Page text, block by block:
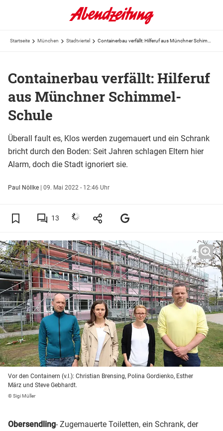
Startseite München Stadtviertel
Containerbau verfällt: Hilferuf
aus Münchner Schimmel-
Schule
Überall fault es, Klos werden zugemauert und ein Schrank
bricht durch den Boden: Seit Jahren schlagen Eltern hier
Alarm, doch die Stadt ignoriert sie.
Paul Nöllke | 09. Mai 2022 - 12:46 Uhr
13
Vor den Containern (v.l.): Christian Brensing, Polina Gordienko, Esther
März und Steve Gebhardt.
© Sigi Müller
Obersendling- Zugemauerte Toiletten, ein Schrank, der